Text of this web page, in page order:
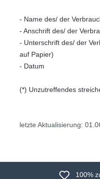
- Name des/ der
- Anschrift des/ der
- Unterschrift des/ der
auf Papier)
- Datum
(*) Unzutreffendes
letzte Aktualisierung:
100%